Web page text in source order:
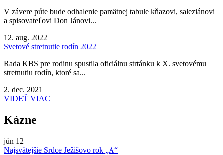
V závere púte bude odhalenie pamätnej tabule kňazovi, saleziánovi
a spisovateľovi Don Jánovi...
12. aug. 2022
Svetové stretnutie rodín 2022
Rada KBS pre rodinu spustila oficiálnu strtánku k X. svetovému
stretnutiu rodín, ktoré sa...
2. dec. 2021
VIDEŤ VIAC
Kázne
jún 12
Najsvätejšie Srdce Ježišovo rok „A“